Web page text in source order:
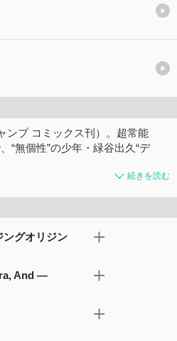
ンプ コミックス刊）。超常能
“無個性”の少年・緑谷出久“デ
続きを読む
ングオリジン
ワン(AFO)の戦いが続く。AFOの
の“個性”をイメージした装備
And ―
の“個性”の「凝血」、そしてオ